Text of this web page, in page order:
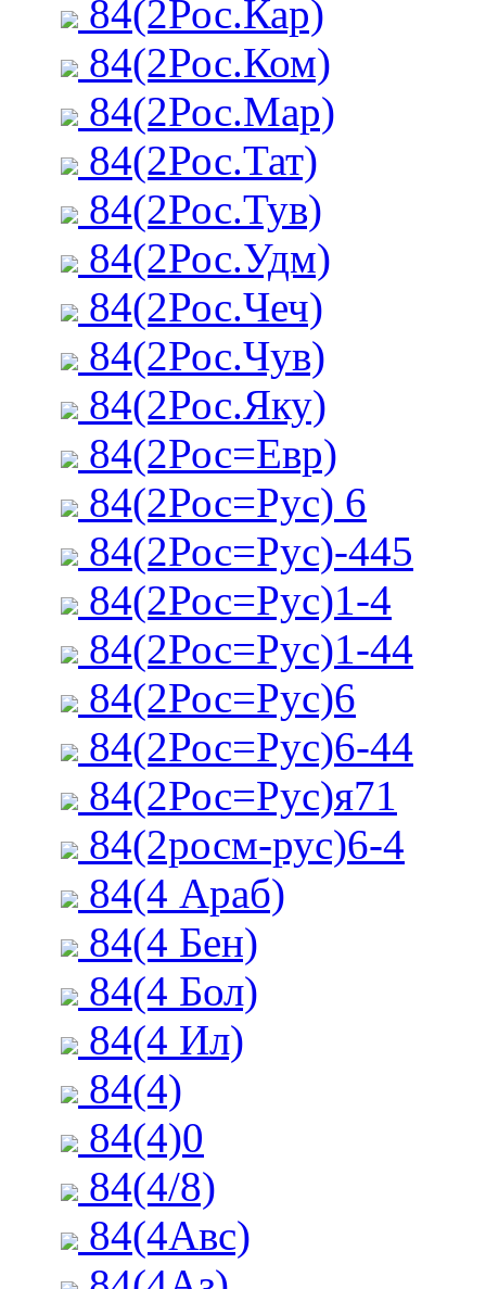
84(2Рос.Кар)
84(2Рос.Ком)
84(2Рос.Мар)
84(2Рос.Тат)
84(2Рос.Тув)
84(2Рос.Удм)
84(2Рос.Чеч)
84(2Рос.Чув)
84(2Рос.Яку)
84(2Рос=Евр)
84(2Рос=Рус) 6
84(2Рос=Рус)-445
84(2Рос=Рус)1-4
84(2Рос=Рус)1-44
84(2Рос=Рус)6
84(2Рос=Рус)6-44
84(2Рос=Рус)я71
84(2росм-рус)6-4
84(4 Араб)
84(4 Бен)
84(4 Бол)
84(4 Ил)
84(4)
84(4)0
84(4/8)
84(4Авс)